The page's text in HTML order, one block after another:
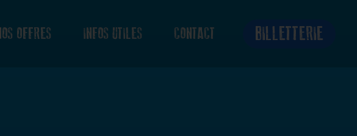
OFFRES INFOS UTILES CONTACT BILLETTERIE